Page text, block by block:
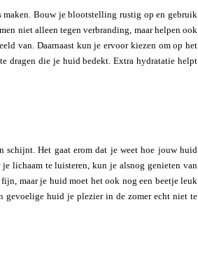
Bouw je blootstelling rustig op en gebruik
niet alleen tegen verbranding, maar helpen ook
van. Daarnaast kun je ervoor kiezen om op het
dragen die je huid bedekt. Extra hydratatie helpt
Het gaat erom dat je weet hoe jouw huid
je lichaam te luisteren, kun je alsnog genieten van
maar je huid moet het ook nog een beetje leuk
gevoelige huid je plezier in de zomer echt niet te